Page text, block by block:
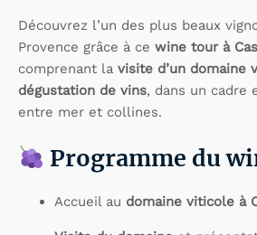
Découvrez l’un des plus beaux
Provence grâce à ce wine tour à
comprenant la visite d’un domaine
dégustation de vins, dans un cadre
entre mer et collines.
Programme du
Accueil au domaine viticole à